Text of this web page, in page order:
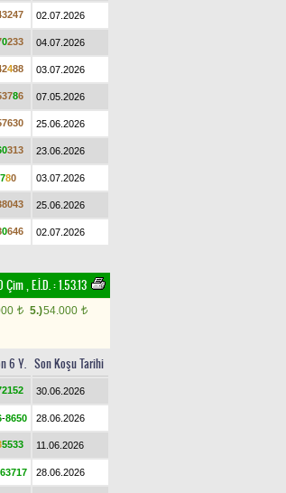
3247 02.07.2026
0233 04.07.2026
2488 03.07.2026
3786 07.05.2026
7630 25.06.2026
0313 23.06.2026
780 03.07.2026
8043 25.06.2026
0646 02.07.2026
Çim,E.İ.D. :1.53.13
t 5.)54.000 t
6 Y. Son Koşu Tarihi
2152 30.06.2026
-8650 28.06.2026
5533 11.06.2026
63717 28.06.2026